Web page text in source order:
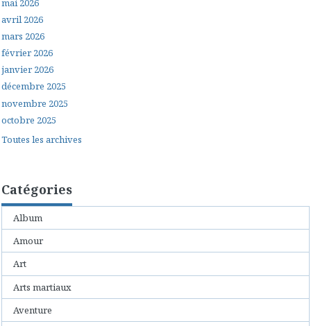
mai 2026
avril 2026
mars 2026
février 2026
janvier 2026
décembre 2025
novembre 2025
octobre 2025
Toutes les archives
Catégories
Album
Amour
Art
Arts martiaux
Aventure